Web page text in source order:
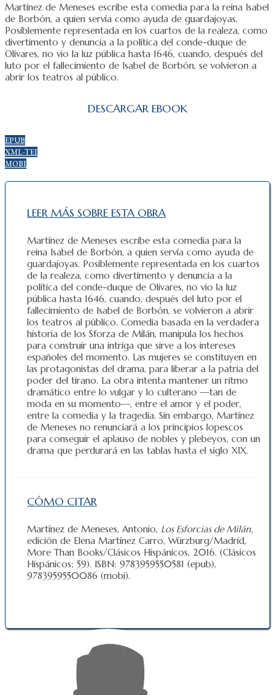
Martínez de Meneses escribe esta comedia para la reina Isabel
de Borbón, a quien servía como ayuda de guardajoyas.
Posiblemente representada en los cuartos de la realeza, como
divertimento y denuncia a la política del conde-duque de
Olivares, no vio la luz pública hasta 1646, cuando, después del
luto por el fallecimiento de Isabel de Borbón, se volvieron a
abrir los teatros al público.
DESCARGAR EBOOK
EPUB
XML-TEI
MOBI
LEER MÁS SOBRE ESTA OBRA
Martínez de Meneses escribe esta comedia para la
reina Isabel de Borbón, a quien servía como ayuda de
guardajoyas. Posiblemente representada en los cuartos
de la realeza, como divertimento y denuncia a la
política del conde-duque de Olivares, no vio la luz
pública hasta 1646, cuando, después del luto por el
fallecimiento de Isabel de Borbón, se volvieron a abrir
los teatros al público. Comedia basada en la verdadera
historia de los Sforza de Milán, manipula los hechos
para construir una intriga que sirve a los intereses
españoles del momento. Las mujeres se constituyen en
las protagonistas del drama, para liberar a la patria del
poder del tirano. La obra intenta mantener un ritmo
dramático entre lo vulgar y lo culterano —tan de
moda en su momento—, entre el amor y el poder,
entre la comedia y la tragedia. Sin embargo, Martínez
de Meneses no renunciará a los principios lopescos
para conseguir el aplauso de nobles y plebeyos, con un
drama que perdurará en las tablas hasta el siglo XIX.
CÓMO CITAR
Martínez de Meneses, Antonio, Los Esforcias de Milán,
edición de Elena Martínez Carro, Würzburg/Madrid,
More Than Books/Clásicos Hispánicos, 2016. (Clásicos
Hispánicos; 59). ISBN: 9783959550581 (epub),
9783959550086 (mobi).